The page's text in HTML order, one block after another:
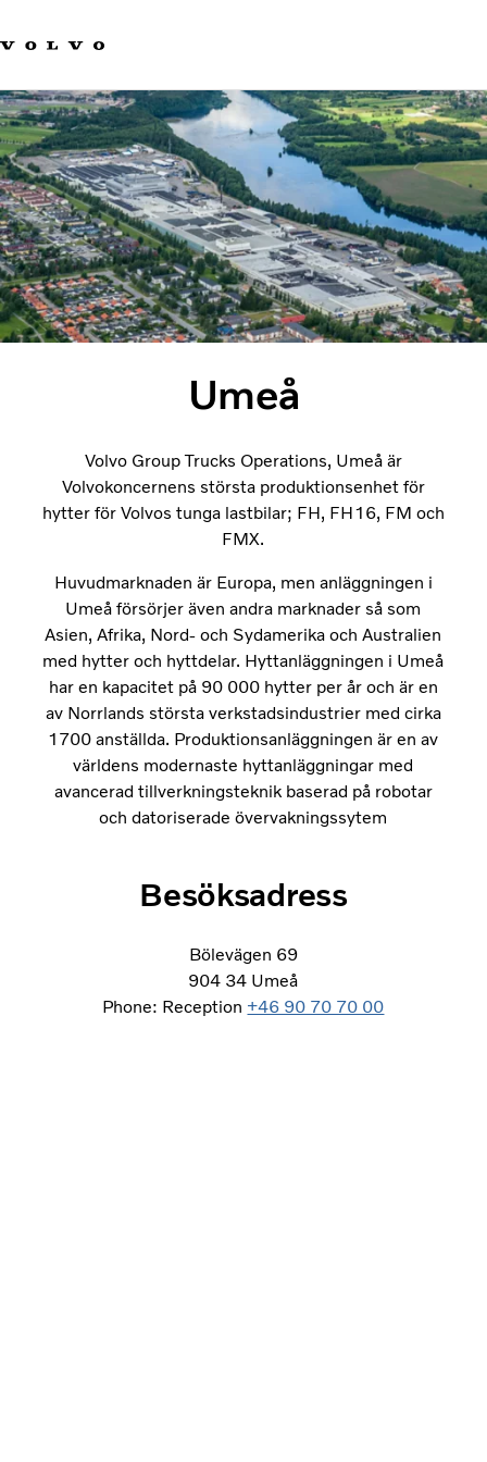
Hållbara transporter
Om oss
Karriär
Investerare
Nyheter och Media
Umeå
Volvo Group Trucks Operations, Umeå är
Volvokoncernens största produktionsenhet för
hytter för Volvos tunga lastbilar; FH, FH16, FM och
FMX.
Huvudmarknaden är Europa, men anläggningen i
Umeå försörjer även andra marknader så som
Asien, Afrika, Nord- och Sydamerika och Australien
med hytter och hyttdelar. Hyttanläggningen i Umeå
har en kapacitet på 90 000 hytter per år och är en
av Norrlands största verkstadsindustrier med cirka
1700 anställda. Produktionsanläggningen är en av
världens modernaste hyttanläggningar med
avancerad tillverkningsteknik baserad på robotar
och datoriserade övervakningssytem
Besöksadress
Bölevägen 69
904 34 Umeå
Phone: Reception +46 90 70 70 00